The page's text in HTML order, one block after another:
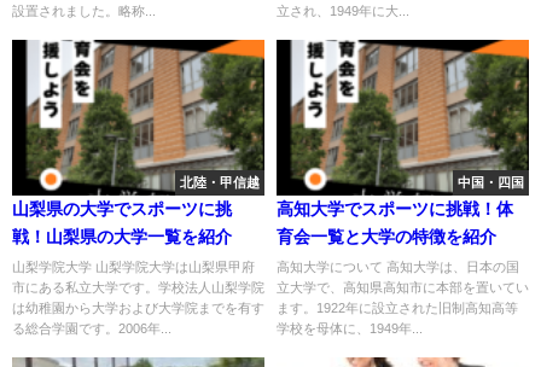
設置されました。略称...
立され、1949年に大...
北陸・甲信越
山梨県の大学でスポーツに挑
戦！山梨県の大学一覧を紹介
山梨学院大学 山梨学院大学は山梨県甲府
市にある私立大学です。学校法人山梨学院
は幼稚園から大学および大学院までを有す
る総合学園です。2006年...
中国・四国
高知大学でスポーツに挑戦！体
育会一覧と大学の特徴を紹介
高知大学について 高知大学は、日本の国
立大学で、高知県高知市に本部を置いてい
ます。1922年に設立された旧制高知高等
学校を母体に、1949年...